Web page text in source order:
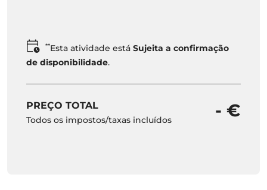
**Esta atividade está Sujeita a confirmação
de disponibilidade.
PREÇO TOTAL
Todos os impostos/taxas incluídos - €